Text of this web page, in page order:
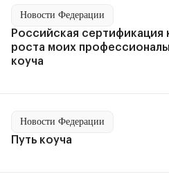
Новости Федерации
Российская сертификация
роста моих
коуча
Новости Федерации
Путь коуча